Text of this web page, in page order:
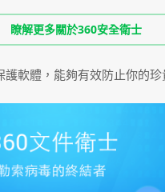
瞭解更多關於360安全衛士
軟體，能夠有效防止你的珍